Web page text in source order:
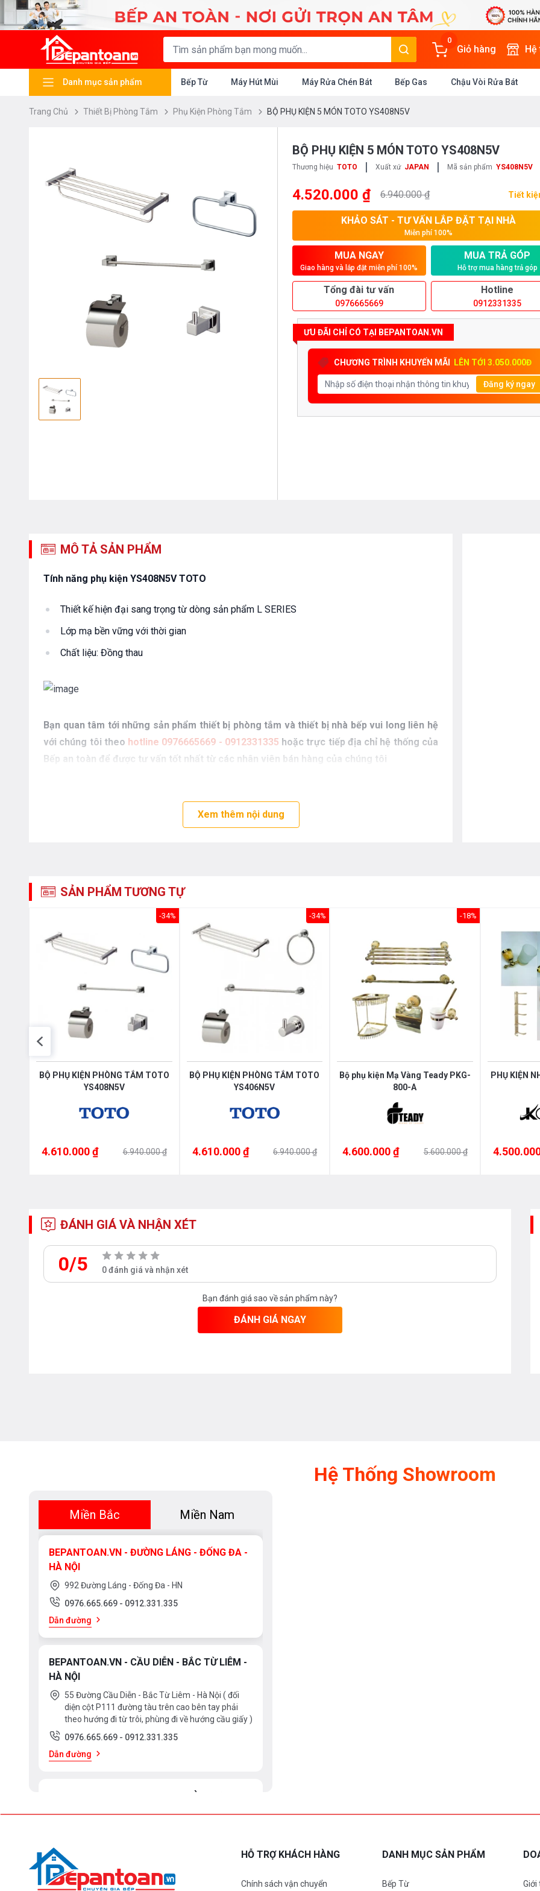
0
Giỏ hàng
Danh mục sản phẩm Bếp Từ Máy Hút Mùi Máy Rửa Chén Bát Bếp Gas Chậu Vòi Rửa Bát
Trang Chủ Thiết Bị Phòng Tắm Phụ Kiện Phòng Tắm BỘ PHỤ KIỆN 5 MÓN TOTO YS408N5V
BỘ PHỤ KIỆN 5 MÓN TOTO YS408N5V
Thương hiệu TOTO | Xuất xứ JAPAN | Mã sản phẩm YS408N5V
4.520.000 ₫ 6.940.000 ₫ Tiết
KHẢO SÁT - TƯ VẤN LẮP ĐẶT TẠI NHÀ
Miễn phí 100%
MUA NGAY
Giao hàng và lắp đặt miễn phí 100%
MUA TRẢ GÓP
Hỗ trợ mua hàng trả góp
Tổng đài tư vấn
0976665669
Hotline
0912331335
ƯU ĐÃI CHỈ CÓ TẠI BEPANTOAN.VN
CHƯƠNG TRÌNH KHUYẾN MÃI LÊN TỚI 3.050.000Đ
Đăng ký ngay
MÔ TẢ SẢN PHẨM
Tính năng phụ kiện YS408N5V TOTO
Thiết kế hiện đại sang trọng từ dòng sản phẩm L SERIES
Lớp mạ bền vững với thời gian
Chất liệu: Đồng thau
Bạn quan tâm tới những sản phẩm thiết bị phòng tắm và thiết bị nhà bếp vui long liên hệ
với chúng tôi theo hotline 0976665669 - 0912331335 hoặc trực tiếp địa chỉ hệ thống của
Bếp an toàn để được tư vấn tốt nhất từ các nhân viên bán hàng của chúng tôi
Xem thêm nội dung
SẢN PHẨM TƯƠNG TỰ
-34%
BỘ PHỤ KIỆN PHÒNG TẮM TOTO
YS408N5V
4.610.000 ₫ 6.940.000 ₫
-34%
BỘ PHỤ KIỆN PHÒNG TẮM TOTO
YS406N5V
4.610.000 ₫ 6.940.000 ₫
-18%
Bộ phụ kiện Mạ Vàng Teady PKG-
800-A
4.600.000 ₫ 5.600.000 ₫
PHỤ KIỆN
ĐÁNH GIÁ VÀ NHẬN XÉT
0/5 0 đánh giá và nhận xét
Bạn đánh giá sao về sản phẩm này?
ĐÁNH GIÁ NGAY
Hệ Thống Showroom
Miền Bắc Miền Nam
BEPANTOAN.VN - ĐƯỜNG LÁNG - ĐỐNG ĐA -
HÀ NỘI
992 Đường Láng - Đống Đa - HN
0976.665.669 - 0912.331.335
Dẫn đường
BEPANTOAN.VN - CẦU DIỄN - BẮC TỪ LIÊM -
HÀ NỘI
55 Đường Cầu Diễn - Bắc Từ Liêm - Hà Nội ( đối
diện cột P111 đường tàu trên cao bên tay phải
theo hướng đi từ trôi, phùng đi về hướng cầu giấy )
0976.665.669 - 0912.331.335
Dẫn đường
BEPANTOAN.VN - ĐẠI LA - HAI BÀ TRƯNG -
Dẫn đường
HỖ TRỢ KHÁCH HÀNG
Chính sách vận chuyển
DANH MỤC SẢN PHẨM
Bếp Từ Giới